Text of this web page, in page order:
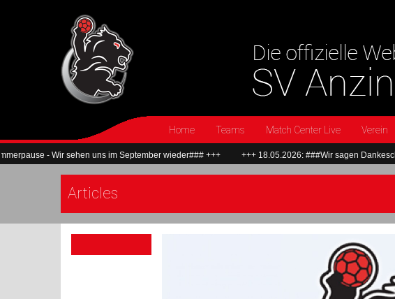
Home Teams Match Center Live Verein
- Wir sehen uns im September wieder### +++ +++ 18.05.2026: ###Wir sagen Dankeschön
Articles